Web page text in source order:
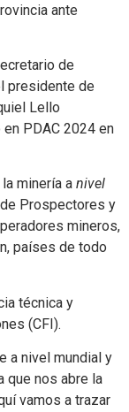
ante
de
presidente de
Lello
PDAC 2024 en
minería a nivel
Prospectores y
mineros,
países de todo
técnica y
(CFI).
a nivel mundial y
que nos abre la
vamos a trazar